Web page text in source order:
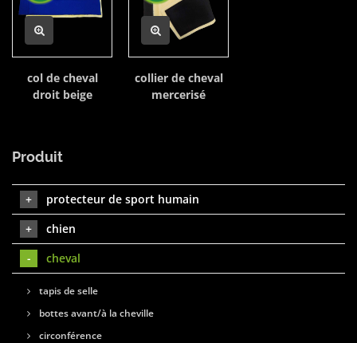
col de cheval
droit beige
collier de cheval
mercerisé
Produit
protecteur de sport humain
chien
cheval
tapis de selle
bottes avant/à la cheville
circonférence